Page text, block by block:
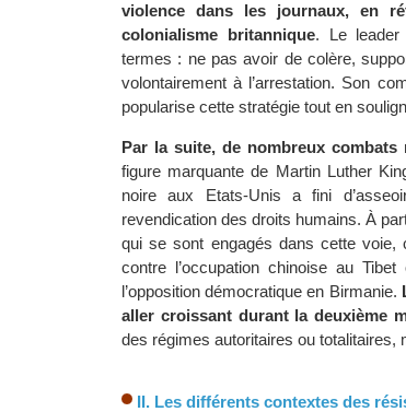
violence dans les journaux, en
colonialisme britannique. Le leader
termes : ne pas avoir de colère,
volontairement à l’arrestation. Son
popularise cette stratégie tout en
Par la suite, de nombreux
figure marquante de Martin Luther
noire aux Etats-Unis a fini
revendication des droits humains. À
qui se sont engagés dans cette
contre l’occupation chinoise au
l’opposition démocratique en Birmanie.
aller croissant durant la deuxième
des régimes autoritaires ou
II. Les différents contextes des